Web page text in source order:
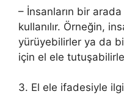
– İnsanların bir
kullanılır. Örneğin,
yürüyebilirler ya da
için el ele
3. El ele ifadesiyle